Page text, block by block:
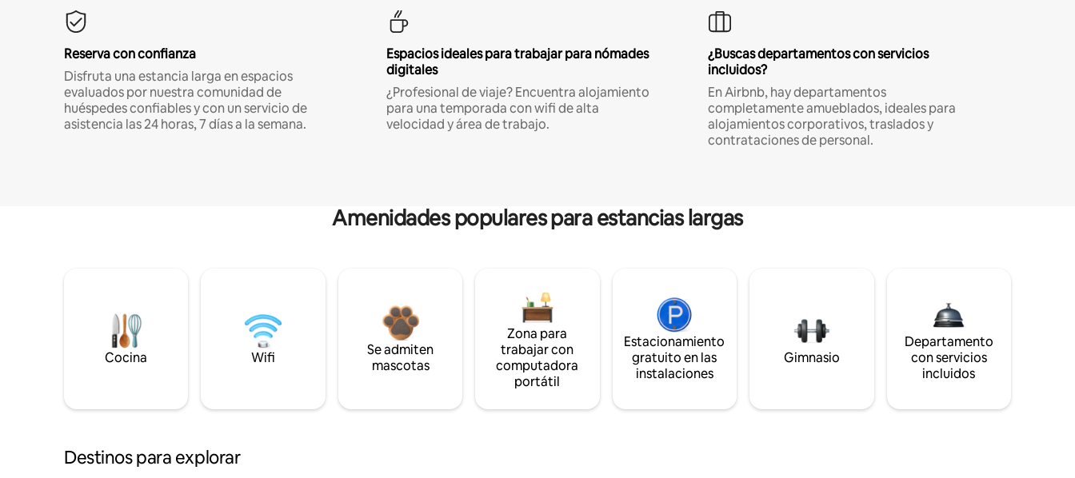
Reserva con confianza
Disfruta una estancia larga en espacios
evaluados por nuestra comunidad de
huéspedes confiables y con un servicio de
asistencia las 24 horas, 7 días a la semana.
Espacios ideales para trabajar para nómades
digitales
¿Profesional de viaje? Encuentra alojamiento
para una temporada con wifi de alta
velocidad y área de trabajo.
¿Buscas departamentos con servicios
incluidos?
En Airbnb, hay departamentos
completamente amueblados, ideales para
alojamientos corporativos, traslados y
contrataciones de personal.
Amenidades populares para estancias largas
Cocina Wifi
Se admiten
mascotas
Zona para
trabajar con
computadora
portátil
Estacionamiento
gratuito en las
instalaciones
Gimnasio
Departamento
con servicios
incluidos
Destinos para explorar